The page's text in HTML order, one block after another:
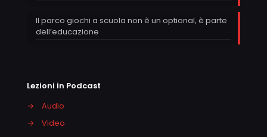
Il parco giochi a scuola non è un optional, è parte
dell’educazione
Lezioni in Podcast
→
Audio
→
Video